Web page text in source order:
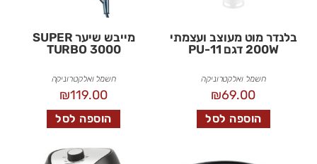
בלנדר מוט מעוצב ועצמתי
200W דגם PU-11
חשמל ואלקטרוניקה
₪69.00
הוספה לסל
מייבש שיער SUPER
TURBO 3000
חשמל ואלקטרוניקה
₪119.00
הוספה לסל